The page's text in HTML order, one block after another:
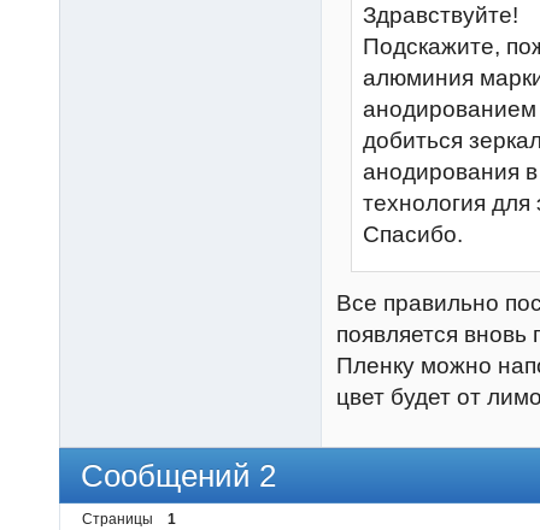
Здравствуйте!
Подскажите,
алюминия
анодированием
добиться
анодирования в
технология для
Спасибо.
Все правильно
появляется
Пленку можно
цвет будет от
Сообщений 2
Страницы 1